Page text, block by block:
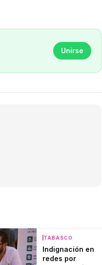
Unirse
TABASCO
Indignación en
redes por